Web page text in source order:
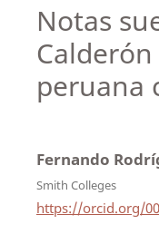
Notas
peruana
Fernando
Smith Colleges
https://orcid.org/